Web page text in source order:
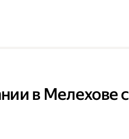
в Мелехове с